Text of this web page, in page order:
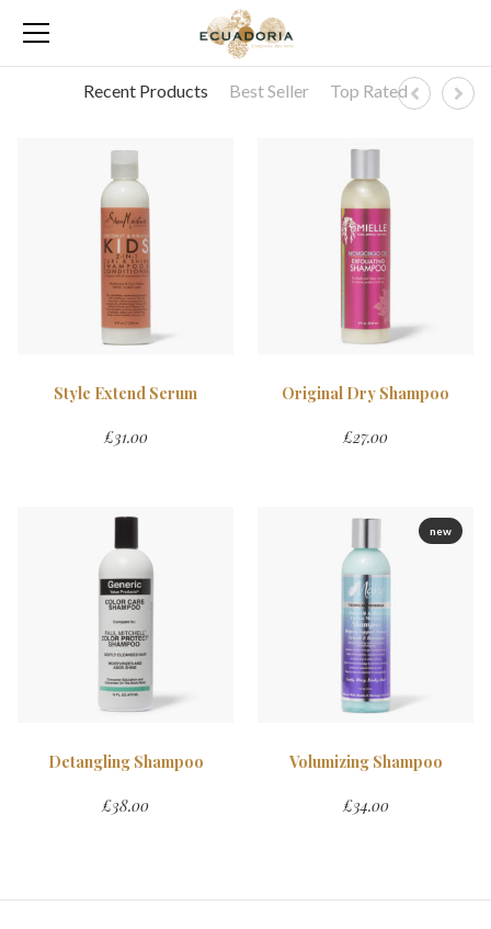
Recent Products Best Seller Top Rated
Style Extend Serum
£31.00
Detangling Shampoo
£38.00
Original Dry Shampoo
£27.00
new
Volumizing Shampoo
£34.00